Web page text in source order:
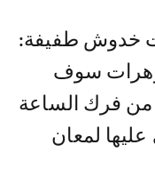
خدوش طفيفة:
سوف
من فرك الساعة
لمعان